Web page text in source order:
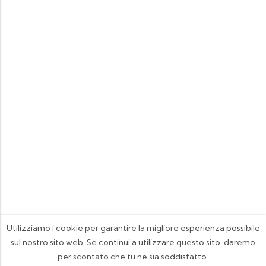
Utilizziamo i cookie per garantire la migliore esperienza possibile
sul nostro sito web. Se continui a utilizzare questo sito, daremo
per scontato che tu ne sia soddisfatto.